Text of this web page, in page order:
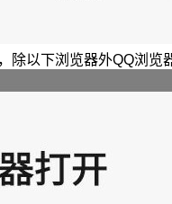
以下浏览器外QQ浏览